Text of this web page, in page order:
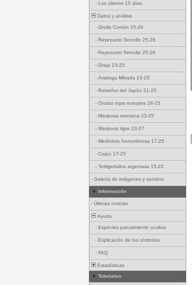
- Los últimos 15 días
Datos y análisis
- Grulla Común 25-26
- Reyezuelo Sencillo 25-26
- Reyezuelo Sencillo 25-26
- Graja 23-25
- Aratinga Mitrada 23-25
- Ruiseñor del Japón 21-25
- Ondas rojas europea 24-25
- Mariposa monarca 23-25
- Mariposa tigre 23-27
- Medioluto herrumbrosa 17-25
- Coipú 17-25
- Tettigettalna argentata 15-22
- Galería de imágenes y sonidos
Información
- Últimas noticias
Ayuda
- Especies parcialmente ocultas
- Explicación de los símbolos
- FAQ
Estadísticas
Tutoriales